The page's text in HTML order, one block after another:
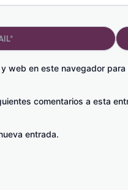
web en este navegador
comentarios a esta
entrada.